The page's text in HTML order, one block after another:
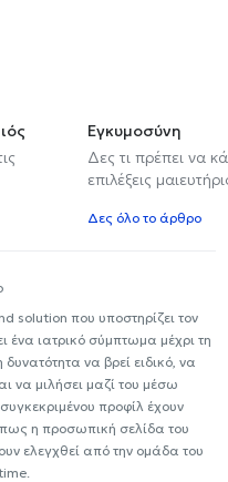
Εγκυμοσύνη
Δες τι πρέπει να
επιλέξεις
Δες όλο το άρθρο
solution που υποστηρίζει τον
ένα ιατρικό σύμπτωμα μέχρι τη
δυνατότητα να βρεί ειδικό, να
να μιλήσει μαζί του μέσω
προφίλ έχουν
η προσωπική σελίδα του
ελεγχθεί από την ομάδα του